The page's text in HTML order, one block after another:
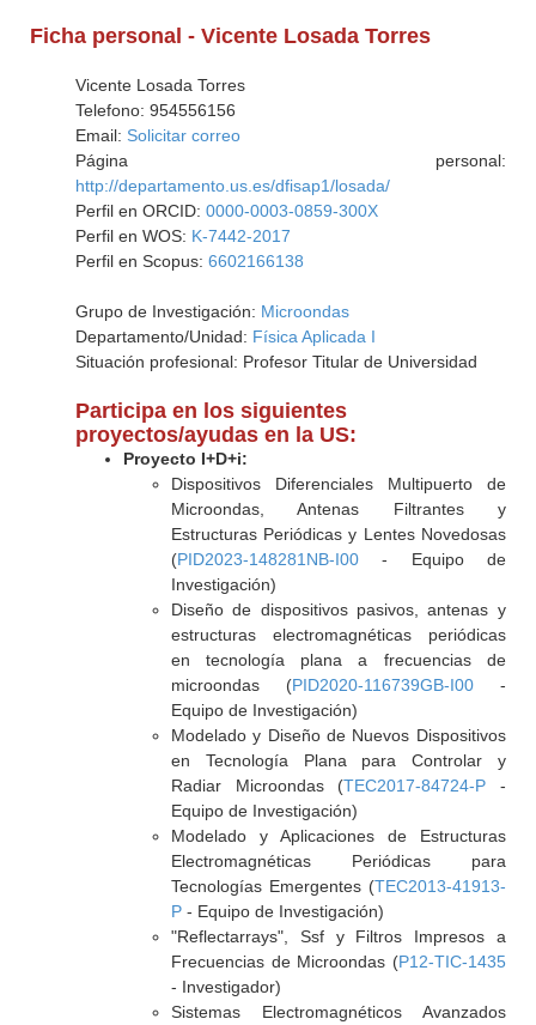
Ficha personal - Vicente Losada Torres
Vicente Losada Torres
Telefono: 954556156
Email: Solicitar correo
Página personal:
http://departamento.us.es/dfisap1/losada/
Perfil en ORCID: 0000-0003-0859-300X
Perfil en WOS: K-7442-2017
Perfil en Scopus: 6602166138
Grupo de Investigación: Microondas
Departamento/Unidad: Física Aplicada I
Situación profesional: Profesor Titular de Universidad
Participa en los siguientes
proyectos/ayudas en la US:
Proyecto I+D+i:
Dispositivos Diferenciales Multipuerto de
Microondas, Antenas Filtrantes y
Estructuras Periódicas y Lentes Novedosas
(PID2023-148281NB-I00- Equipo de
Investigación)
Diseño de dispositivos pasivos, antenas y
estructuras electromagnéticas periódicas
en tecnología plana a frecuencias de
microondas (PID2020-116739GB-I00-
Equipo de Investigación)
Modelado y Diseño de Nuevos Dispositivos
en Tecnología Plana para Controlar y
Radiar Microondas (TEC2017-84724-P -
Equipo de Investigación)
Modelado y Aplicaciones de Estructuras
Electromagnéticas Periódicas para
Tecnologías Emergentes (TEC2013-41913-
P- Equipo de Investigación)
"Reflectarrays", Ssf y Filtros Impresos a
Frecuencias de Microondas (P12-TIC-1435
- Investigador)
Sistemas Electromagnéticos Avanzados